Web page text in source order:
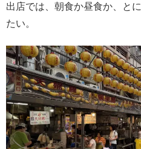
出店では、朝食か昼食か、と
たい。